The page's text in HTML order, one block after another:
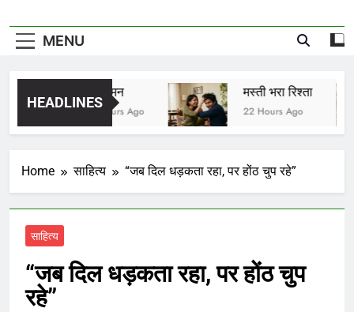
MENU
HEADLINES
21 Hours Ago
मस्ती भरा रिश्ता
22 Hours Ago
Home साहित्य “जब दिल धड़कता रहा, पर होंठ चुप रहे”
साहित्य
“जब दिल धड़कता रहा, पर होंठ चुप
रहे”